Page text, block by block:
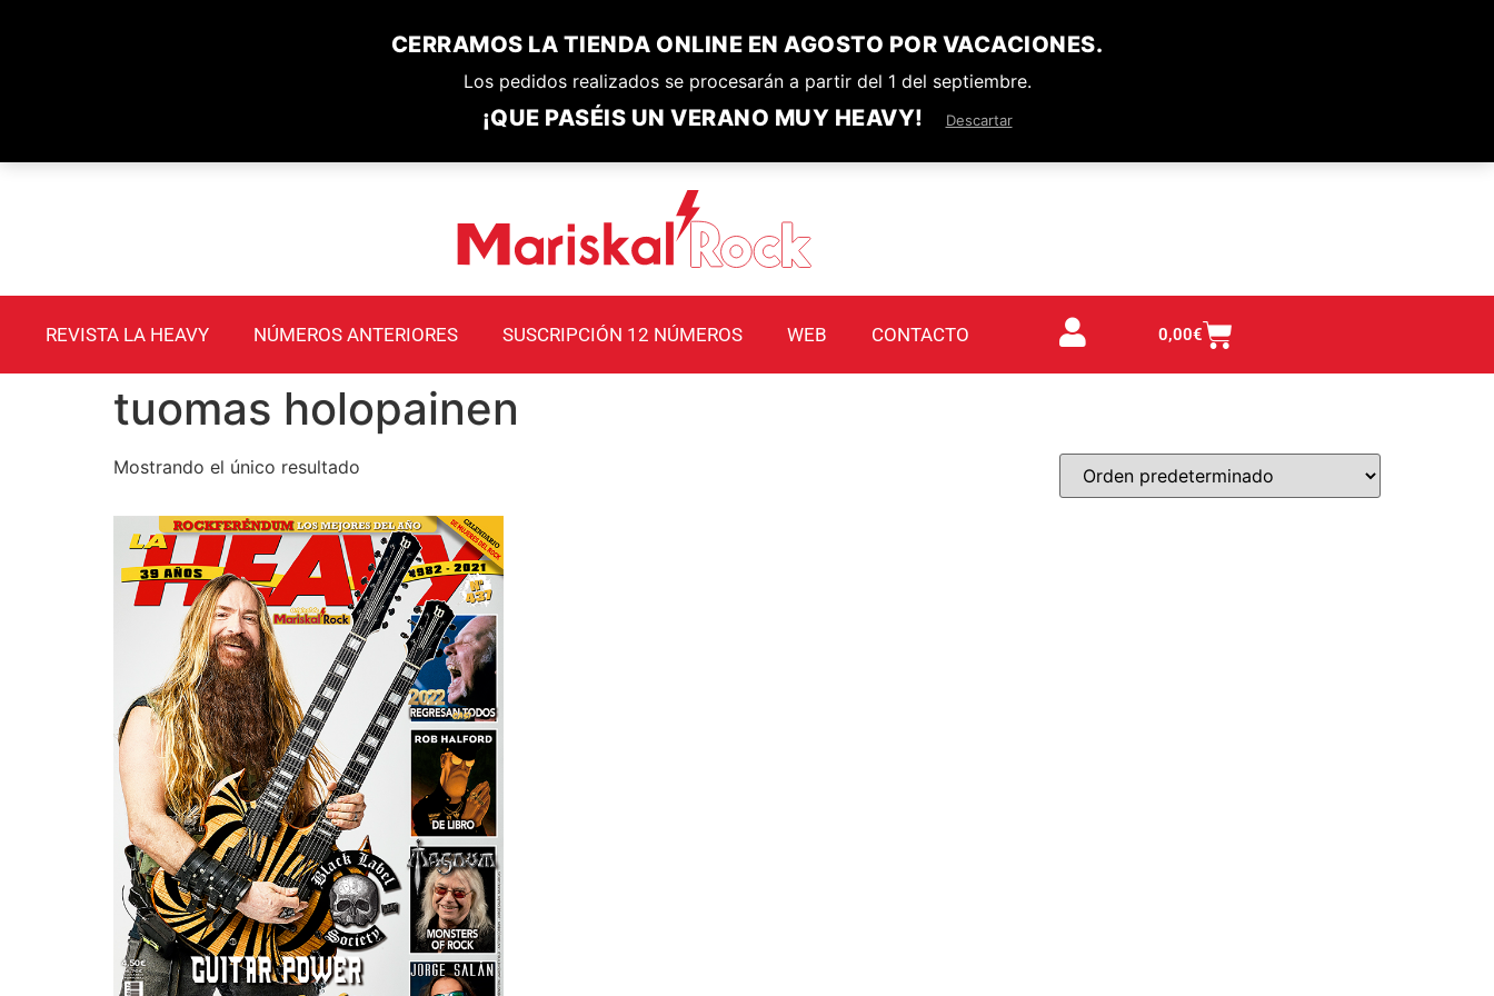
CERRAMOS LA TIENDA ONLINE EN AGOSTO POR VACACIONES.
Los pedidos realizados se procesarán a partir del 1 del septiembre.
¡QUE PASÉIS UN VERANO MUY HEAVY! Descartar
REVISTA LA HEAVY NÚMEROS ANTERIORES SUSCRIPCIÓN 12 NÚMEROS WEB CONTACTO 0,00€
tuomas holopainen
Mostrando el único resultado